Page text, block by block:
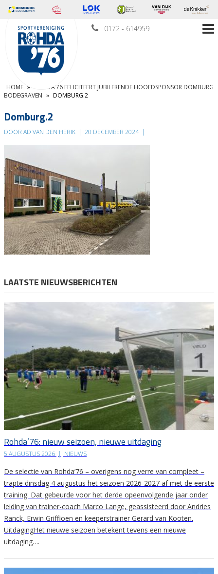
0172 - 614959
HOME » ROHDA’76 FELICITEERT JUBILERENDE HOOFDSPONSOR DOMBURG
BODEGRAVEN » DOMBURG.2
Domburg.2
DOOR AD VAN DEN HERIK | 20 DECEMBER 2024 |
LAATSTE NIEUWSBERICHTEN
Rohda’76: nieuw seizoen, nieuwe uitdaging
5 AUGUSTUS 2026 | NIEUWS
De selectie van Rohda’76 – overigens nog verre van compleet –
trapte dinsdag 4 augustus het seizoen 2026-2027 af met de eerste
training. Dat gebeurde voor het derde opeenvolgende jaar onder
leiding van trainer-coach Marco Lange, geassisteerd door Andries
Ranck, Erwin Griffioen en keeperstrainer Gerard van Kooten.
UitdagingHet nieuwe seizoen betekent tevens een nieuwe
uitdaging….